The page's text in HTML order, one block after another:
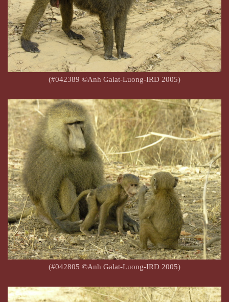
(#042389 ©Anh Galat-Luong-IRD 2005)
(#042805 ©Anh Galat-Luong-IRD 2005)